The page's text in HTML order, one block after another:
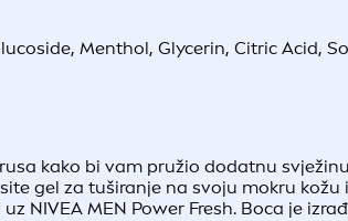
Menthol, Glycerin, Citric Acid,
kako bi vam pružio dodatnu
gel za tuširanje na svoju mokru
NIVEA MEN Power Fresh. Boca je